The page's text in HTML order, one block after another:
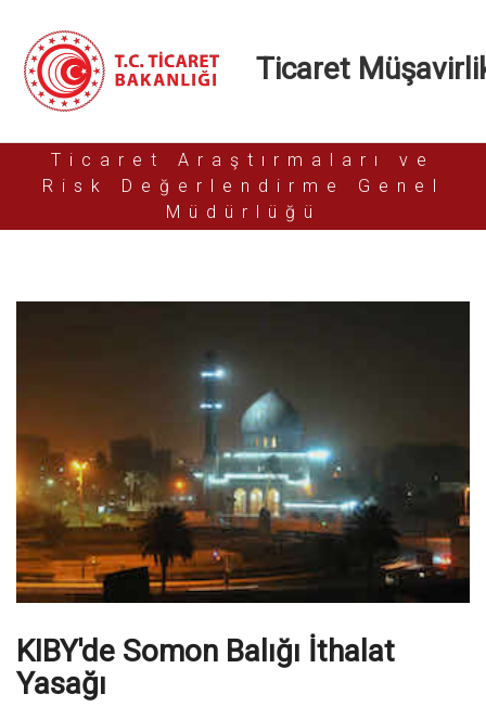
Ticaret
Ticaret Araştırmaları ve
Risk Değerlendirme Genel
Müdürlüğü
KIBY'de Somon Balığı İthalat
Yasağı